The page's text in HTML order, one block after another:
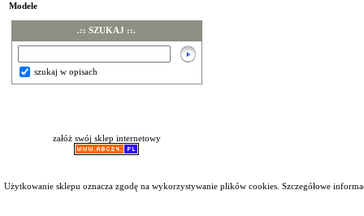
Modele
.:: SZUKAJ ::.
szukaj w opisach
załóż swój sklep internetowy
Użytkowanie sklepu oznacza zgodę na wykorzystywanie plików cookies. Szczegółowe